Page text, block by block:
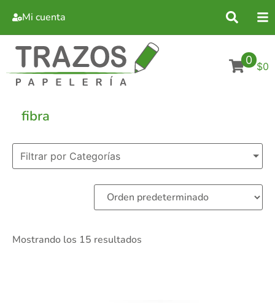
Mi cuenta
0 $0
fibra
Filtrar por Categorías
Mostrando los 15 resultados